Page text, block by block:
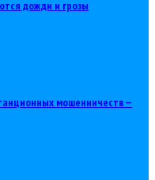
дожди и грозы
мошенничеств —